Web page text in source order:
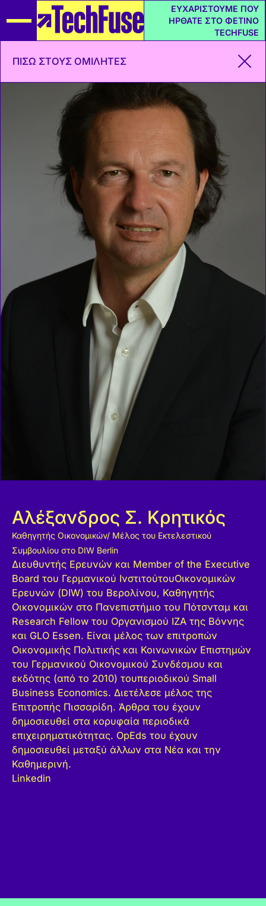
ΕΥΧΑΡΙΣΤΟΥΜΕ ΠΟΥ
ΗΡΘΑΤΕ ΣΤΟ ΦΕΤΙΝΟ
TECHFUSE
ΠΙΣΩ ΣΤΟΥΣ ΟΜΙΛΗΤΕΣ
Αλέξανδρος Σ. Κρητικός
Καθηγητής Οικονομικών/ Μέλος του Εκτελεστικού
Συμβουλίου στο DIW Berlin
Διευθυντής Ερευνών και Member of the Executive
Board του Γερμανικού ΙνστιτούτουΟικονομικών
Ερευνών (DIW) του Βερολίνου, Καθηγητής
Οικονομικών στο Πανεπιστήμιο του Πότσνταμ και
Research Fellow του Οργανισμού IZA της Βόννης
και GLO Essen. Είναι μέλος των επιτροπών
Οικονομικής Πολιτικής και Κοινωνικών Επιστημών
του Γερμανικού Οικονομικού Συνδέσμου και
εκδότης (από το 2010) τoυπεριοδικού Small
Business Economics. Διετέλεσε μέλος της
Επιτροπής Πισσαρίδη. Άρθρα του έχουν
δημοσιευθεί στα κορυφαία περιοδικά
επιχειρηματικότητας. OpEds του έχουν
δημοσιευθεί μεταξύ άλλων στα Νέα και την
Καθημερινή.
Linkedin